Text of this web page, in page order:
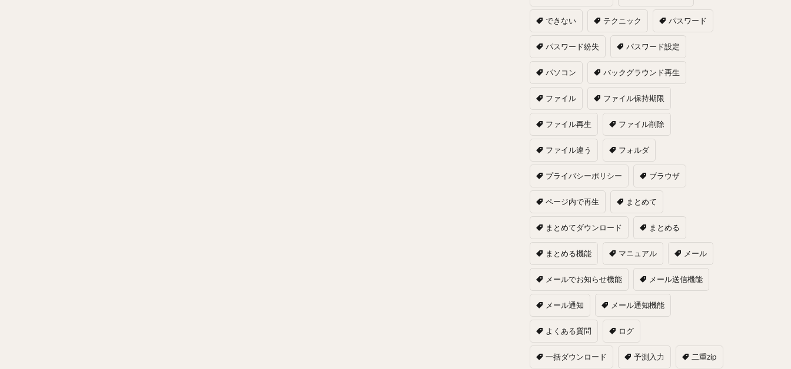
できない テクニック パスワード
パスワード紛失 パスワード設定
パソコン バックグラウンド再生
ファイル ファイル保持期限
ファイル再生 ファイル削除
ファイル違う フォルダ
プライバシーポリシー ブラウザ
ページ内で再生 まとめて
まとめてダウンロード まとめる
まとめる機能 マニュアル メール
メールでお知らせ機能 メール送信機能
メール通知 メール通知機能
よくある質問 ログ
一括ダウンロード 予測入力 二重zip